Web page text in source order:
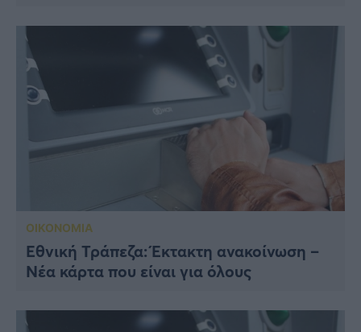
ΟΙΚΟΝΟΜΙΑ
Εθνική Τράπεζα: Έκτακτη ανακοίνωση –
Νέα κάρτα που είναι για όλους